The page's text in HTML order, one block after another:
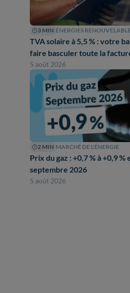
3 MIN ÉNERGIES
TVA solaire à 5,5 % : votre
faire basculer toute la
5 août 2026
2 MIN MARCHÉ DE L'ÉNERGIE
Prix du gaz : +0,7 % à +0,9 %
septembre 2026
5 août 2026